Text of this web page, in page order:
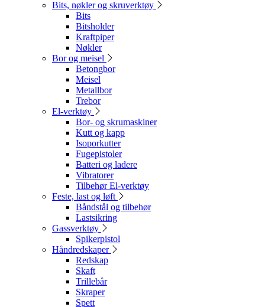
Bits, nøkler og skruverktøy
Bits
Bitsholder
Kraftpiper
Nøkler
Bor og meisel
Betongbor
Meisel
Metallbor
Trebor
El-verktøy
Bor- og skrumaskiner
Kutt og kapp
Isoporkutter
Fugepistoler
Batteri og ladere
Vibratorer
Tilbehør El-verktøy
Feste, last og løft
Båndstål og tilbehør
Lastsikring
Gassverktøy
Spikerpistol
Håndredskaper
Redskap
Skaft
Trillebår
Skraper
Spett